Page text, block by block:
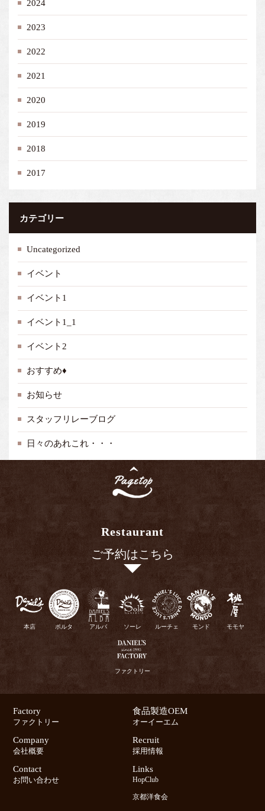
2024
2023
2022
2021
2020
2019
2018
2017
カテゴリー
Uncategorized
イベント
イベント1
イベント1_1
イベント2
おすすめ♦
お知らせ
スタッフリレーブログ
日々のあれこれ・・・
Restaurant
ご予約はこちら
本店 ポルタ アルバ ソーレ ルーチェ モンド モモヤ
ファクトリー
Factory
ファクトリー
食品製造OEM
オーイーエム
Company
会社概要
Recruit
採用情報
Contact
お問い合わせ
Links
HopClub
京都洋食会